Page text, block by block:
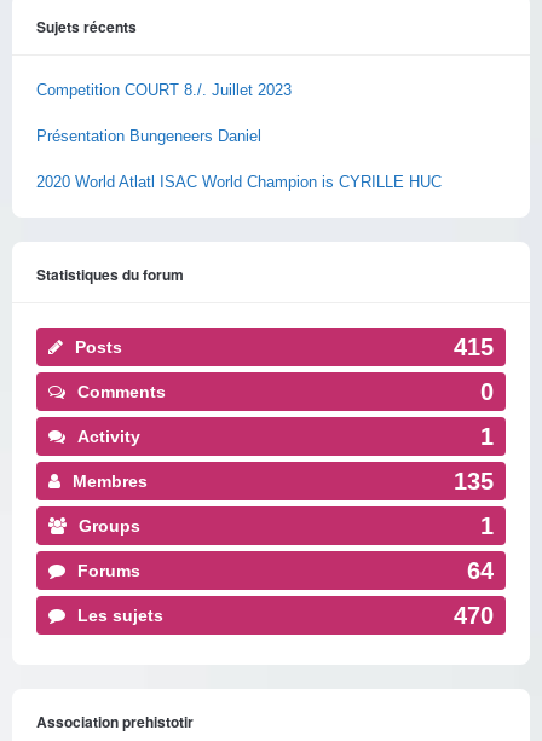
Sujets récents
Competition COURT 8./. Juillet 2023
Présentation Bungeneers Daniel
2020 World Atlatl ISAC World Champion is CYRILLE HUC
Statistiques du forum
Posts 415
Comments 0
Activity 1
Membres 135
Groups 1
Forums 64
Les sujets 470
Association prehistotir